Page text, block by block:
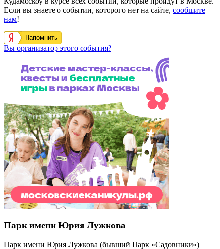
Если вы знаете о событии, которого нет на сайте, сообщите
нам!
Напомнить
Вы организатор этого события?
Парк имени Юрия Лужкова
Парк имени Юрия Лужкова (бывший Парк «Садовники»)